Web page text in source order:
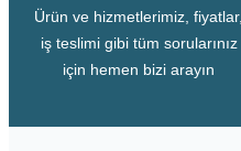
Ürün ve hizmetlerimiz, fiyatlar,
iş teslimi gibi tüm sorularınız
için hemen bizi arayın